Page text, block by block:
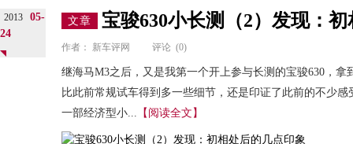
2013
05-
24
文章 宝骏630小长测（2）发现：
作者： 新车评网 评论 (0)
继海马M3之后，又是我第一个开上参与长测的宝骏630，
比此前常规试车得到多一些细节，还是印证了此前的不少
一部经济型小... 【阅读全文】